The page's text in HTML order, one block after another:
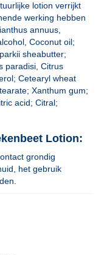
lotion verrijkt
werking hebben
annuus,
Coconut oil;
sheabutter;
paradisi, Citrus
Cetearyl wheat
Xanthum gum;
acid; Citral;
Lotion:
grondig
het gebruik